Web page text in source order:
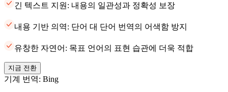
긴 텍스트 지원: 내용의 일관성과 정확성 보장
내용 기반 의역: 단어 대 단어 번역의 어색함 방지
유창한 자연어: 목표 언어의 표현 습관에 더욱 적합
지금 전환
기계 번역: Bing